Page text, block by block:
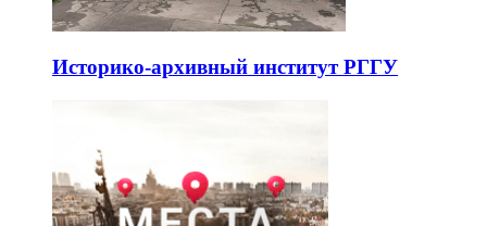
Историко-архивный институт РГГУ